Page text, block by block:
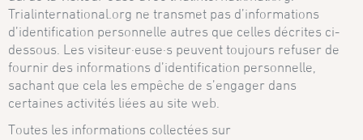
Trialinternational.org ne transmet pas d’informations
d’identification personnelle autres que celles décrites ci-
dessous. Les visiteur·euse·s peuvent toujours refuser de
fournir des informations d’identification personnelle,
sachant que cela les empêche de s’engager dans
certaines activités liées au site web.
Toutes les informations collectées sur